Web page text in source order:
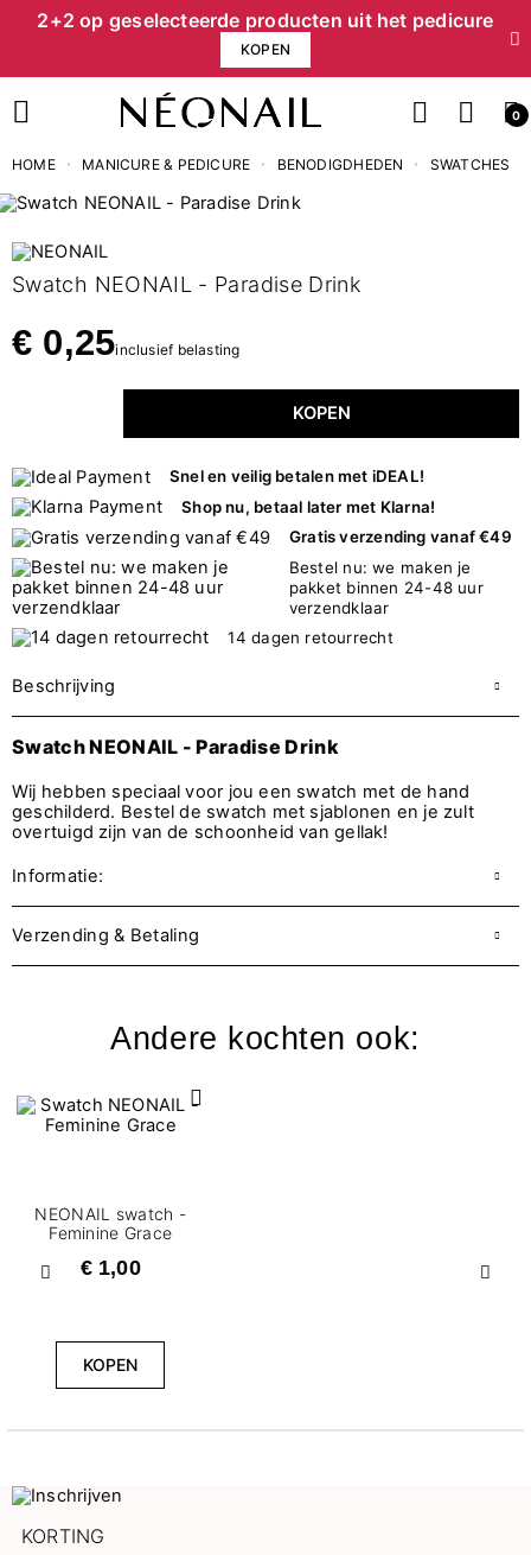
2+2 op geselecteerde producten uit het pedicure
KOPEN
0
HOME MANICURE & PEDICURE BENODIGDHEDEN SWATCHES
Swatch NEONAIL - Paradise Drink
€ 0,25inclusief belasting
KOPEN
Snel en veilig betalen met iDEAL!
Shop nu, betaal later met Klarna!
Gratis verzending vanaf €49
Bestel nu: we maken je
pakket binnen 24-48 uur
verzendklaar
14 dagen retourrecht
Beschrijving
Swatch NEONAIL - Paradise Drink
Wij hebben speciaal voor jou een swatch met de hand
geschilderd. Bestel de swatch met sjablonen en je zult
overtuigd zijn van de schoonheid van gellak!
Informatie:
Verzending & Betaling
Andere kochten ook:
Vorige
NEONAIL swatch -
Feminine Grace
€ 1,00
KOPEN
KORTING